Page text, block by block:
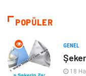
Giyim
Otomotiv
Gıda
POPÜLER
GENEL
18